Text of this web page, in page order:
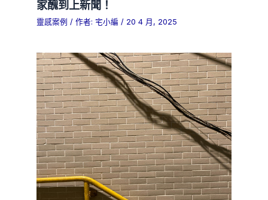
家醜到上新聞！
靈感案例 / 作者: 宅小編/ 20 4 月, 2025